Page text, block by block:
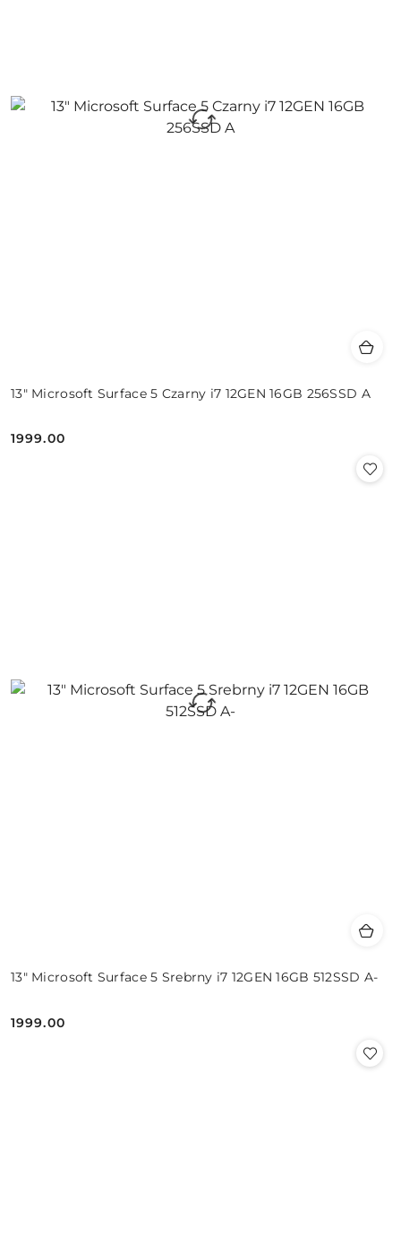
13" Microsoft Surface 5 Czarny i7 12GEN 16GB 256SSD A
Cena:
1999.00
13" Microsoft Surface 5 Srebrny i7 12GEN 16GB 512SSD A-
Cena:
1999.00